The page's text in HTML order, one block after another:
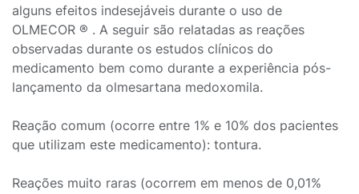
alguns efeitos indesejáveis durante o uso de
OLMECOR ® . A seguir são relatadas as reações
observadas durante os estudos clínicos do
medicamento bem como durante a experiência pós-
lançamento da olmesartana medoxomila.
Reação comum (ocorre entre 1% e 10% dos pacientes
que utilizam este medicamento): tontura.
Reações muito raras (ocorrem em menos de 0,01%